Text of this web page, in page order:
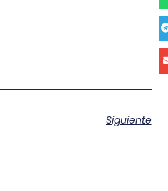
Siguiente